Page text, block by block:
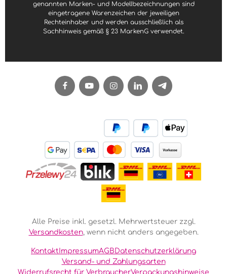
genannten Marken- und Modellbezeichnungen sind
eingetragene Warenzeichen der jeweiligen
Rechteinhaber und werden ausschließlich als
Sachhinweis gemäß § 23 MarkenG verwendet.
Alle Preise inkl. gesetzl. Mehrwertsteuer zzgl.
Versandkosten, wenn nicht anders angegeben.
KontaktImpressumAGBDatenschutzerklärung
Versand- und Zahlungsarten
Widerrufsrecht für VerbraucherVerpackungshinweise